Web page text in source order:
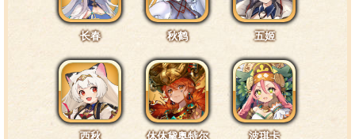
长春 秋鹤 五姬
西秋 休休黛奥特尔 波琪卡